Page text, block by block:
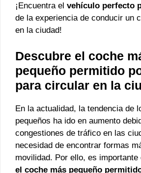
¡Encuentra el vehículo perfecto
de la experiencia de conducir un
en la ciudad!
Descubre el coche
pequeño permitido
para circular en la
En la actualidad, la tendencia de
pequeños ha ido en aumento
congestiones de tráfico en las
necesidad de encontrar formas
movilidad. Por ello, es
el coche más pequeño